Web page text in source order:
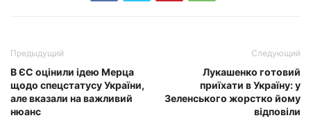
Предыдущий
В ЄС оцінили ідею Мерца
щодо спецстатусу України,
але вказали на важливий
нюанс
Следующий
Лукашенко готовий
приїхати в Україну: у
Зеленського жорстко йому
відповіли